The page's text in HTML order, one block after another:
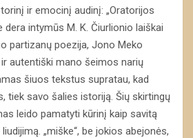
ir emocinį audinį: „Oratorijos
intymūs M. K. Čiurlionio laiškai
partizanų poezija, Jono Meko
autentiški mano šeimos narių
šiuos tekstus supratau, kad
tiek savo šalies istoriją. Šių skirtingų
leido pamatyti kūrinį kaip savitą
„miške“, be jokios abejonės,